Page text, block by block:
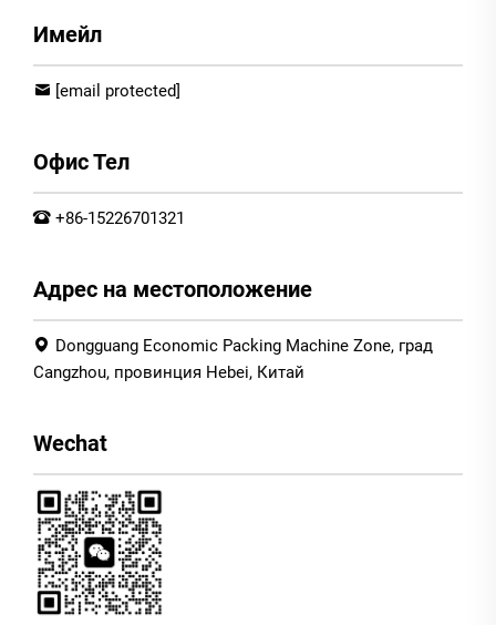
Имейл
[email protected]
Офис Тел
+86-15226701321
Адрес на местоположение
Dongguang Economic Packing Machine Zone, град
Cangzhou, провинция Hebei, Китай
Wechat